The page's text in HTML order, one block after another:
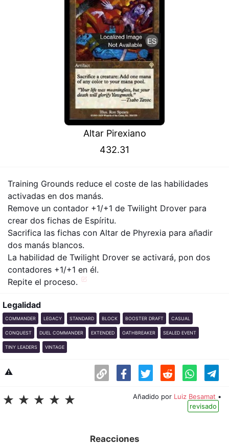
Altar Pirexiano
432.31
Training Grounds reduce el coste de las habilidades
activadas en dos manás.
Remove un contador +1/+1 de Twilight Drover para
crear dos fichas de Espíritu.
Sacrifica las fichas con Altar de Phyrexia para añadir
dos manás blancos.
La habilidad de Twilight Drover se activará, pon dos
contadores +1/+1 en él.
Repite el proceso.
Legalidad
COMMANDER LEGACY STANDARD BLOCK BOOSTER DRAFT CASUAL
CONQUEST DUEL COMMANDER EXTENDED OATHBREAKER SEALED EVENT
TINY LEADERS VINTAGE
⚠️
☆ ☆ ☆ ☆ ☆ Añadido por Luiz Besamat •
revisado
Reacciones